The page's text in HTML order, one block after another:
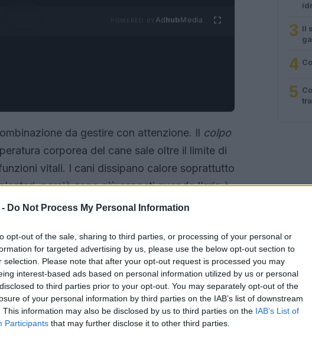
Do Not Process My Personal Information
opt-out of the sale, sharing to third parties, or processing of your personal or
for targeted advertising by us, please use the below opt-out section to
selection. Please note that after your opt-out request is processed you may
interest-based ads based on personal information utilized by us or personal
to third parties prior to your opt-out. You may separately opt-out of the
of your personal information by third parties on the IAB’s list of downstream
This information may also be disclosed by us to third parties on the IAB’s List of
Participants that may further disclose it to other third parties.
AdhubMedia
da gestire con attenzione. Il colpo
corporea del cane sale oltre il limite di
vitali. I cani dissipano calore soprattutto
perciò sono più esposti quando l’aria è
Comprendere come prevenire questo rischio
e coerenti.
3 Il
4
5